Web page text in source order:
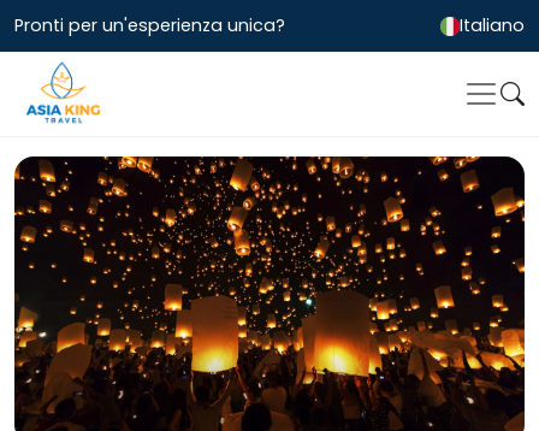
Pronti per un'esperienza unica? Italiano